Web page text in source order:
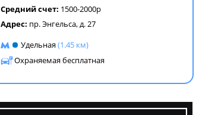
Средний счет: 1500-2000р
Адрес: пр. Энгельса, д. 27
Удельная(1.45 км)
Охраняемая бесплатная